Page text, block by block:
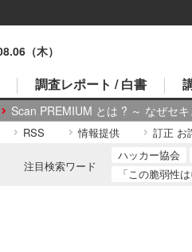
（木）
Scan PREMIUM とは ? ～ なぜセ
調査レポート / 白書
RSS 情報提供 訂正 お
注目検索ワード
ハッカー協会
「この脆弱性